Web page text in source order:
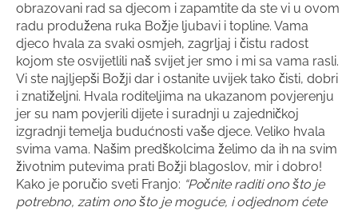
obrazovani rad sa djecom i zapamtite da ste vi u ovom
radu produžena ruka Božje ljubavi i topline. Vama
djeco hvala za svaki osmjeh, zagrljaj i čistu radost
kojom ste osvijetlili naš svijet jer smo i mi sa vama rasli.
Vi ste najljepši Božji dar i ostanite uvijek tako čisti, dobri
i znatiželjni. Hvala roditeljima na ukazanom povjerenju
jer su nam povjerili dijete i suradnji u zajedničkoj
izgradnji temelja budućnosti vaše djece. Veliko hvala
svima vama. Našim predškolcima želimo da ih na svim
životnim putevima prati Božji blagoslov, mir i dobro!
Kako je poručio sveti Franjo: “Počnite raditi ono što je
potrebno, zatim ono što je moguće, i odjednom ćete